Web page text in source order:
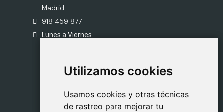
Utilizamos cookies
Usamos cookies y otras técnicas
de rastreo para mejorar tu
Utilizamos cookies
Usamos cookies y otras técnicas
de rastreo para mejorar tu
Madrid
918 459 877
Lunes a Viernes